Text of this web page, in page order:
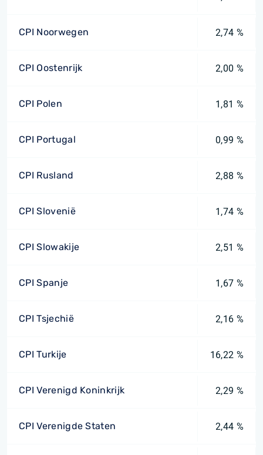
CPI Noorwegen 2,74 %
CPI Oostenrijk 2,00 %
CPI Polen 1,81 %
CPI Portugal 0,99 %
CPI Rusland 2,88 %
CPI Slovenië 1,74 %
CPI Slowakije 2,51 %
CPI Spanje 1,67 %
CPI Tsjechië 2,16 %
CPI Turkije 16,22 %
CPI Verenigd Koninkrijk 2,29 %
CPI Verenigde Staten 2,44 %